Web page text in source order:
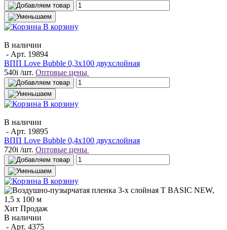
В корзину
В наличии
- Арт. 19894
ВПП Love Bubble 0,3х100 двухслойная
540i /шт. Оптовые цены
В корзину
В наличии
- Арт. 19895
ВПП Love Bubble 0,4х100 двухслойная
720i /шт. Оптовые цены
В корзину
Хит Продаж
В наличии
- Арт. 4375